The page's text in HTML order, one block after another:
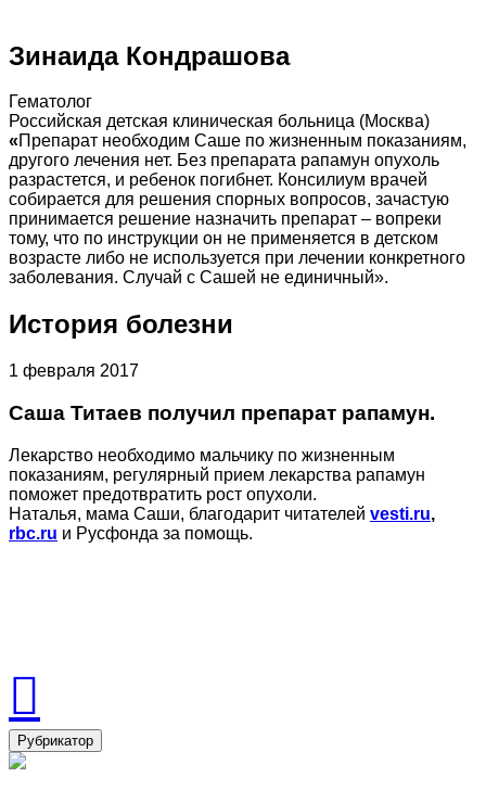
Зинаида Кондрашова
Гематолог
Российская детская клиническая больница (Москва)
« Препарат необходим Саше по жизненным показаниям,
другого лечения нет. Без препарата рапамун опухоль
разрастется, и ребенок погибнет. Консилиум врачей
собирается для решения спорных вопросов, зачастую
принимается решение назначить препарат – вопреки
тому, что по инструкции он не применяется в детском
возрасте либо не используется при лечении конкретного
заболевания. Случай с Сашей не единичный».
История болезни
1 февраля 2017
Саша Титаев получил препарат рапамун.
Лекарство необходимо мальчику по жизненным
показаниям, регулярный прием лекарства рапамун
поможет предотвратить рост опухоли.
Наталья, мама Саши, благодарит читателей vesti.ru,
rbc.ru и Русфонда за помощь.
Рубрикатор